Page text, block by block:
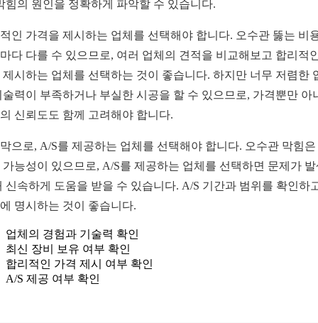
힘의 원인을 정확하게 파악할 수 있습니다.
인 가격을 제시하는 업체를 선택해야 합니다. 오수관 뚫는 비
다 다를 수 있으므로, 여러 업체의 견적을 비교해보고 합리적
제시하는 업체를 선택하는 것이 좋습니다. 하지만 너무 저렴한
술력이 부족하거나 부실한 시공을 할 수 있으므로, 가격뿐만 아
신뢰도도 함께 고려해야 합니다.
으로, A/S를 제공하는 업체를 선택해야 합니다. 오수관 막힘은
가능성이 있으므로, A/S를 제공하는 업체를 선택하면 문제가
신속하게 도움을 받을 수 있습니다. A/S 기간과 범위를 확인하
명시하는 것이 좋습니다.
업체의 경험과 기술력 확인
최신 장비 보유 여부 확인
합리적인 가격 제시 여부 확인
A/S 제공 여부 확인